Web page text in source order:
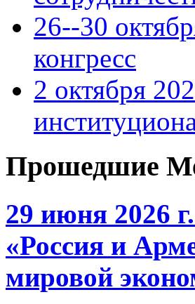
26--30
конгресс
2 октября
Прошедшие
29 июня 2026
«Россия и
мировой